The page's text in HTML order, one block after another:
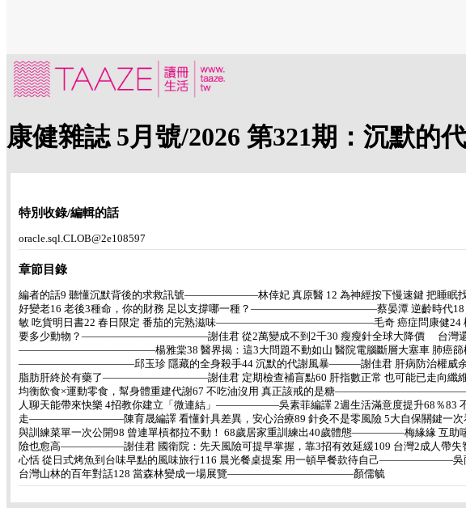
康健雜誌 5月號/2026 第321期：沉默的
特別收錄/編輯的話
oracle.sql.CLOB@2e108597
章節目錄
編者的話9 聽懂沉默背後的求救訊號―――――――林倖妃 真原醫 12 為神經按下慢速
好變老16 老後3種命，你的財務 足以支撐哪一種？――――――――――――蔡晏潭 逆齡時
敏 吃貨明日書22 春日限定 番茄的完熟滋味―――――――――――――――毛奇 癌症問康健24 標
要多少動物？――――――――――――謝佳君 從2萬變成不到2千30 瘦瘦針全球大降價 台灣還
―――――――――――――楊雅棠38 醫界揭：這3大問題不動如山 醫院電腦斷層大塞車 肺癌篩檢
―――――――――――邱玉珍 隱藏的全身殺手44 沉默的代謝風暴―――謝佳君 肝病防治權威
脂肪肝終於有藥了――――――――――謝佳君 定期檢查補盲點60 肝指數正常 也可能已走
均衡飲食×運動零食，幫身體重建代謝67 不吃油沒用 真正該戒的是糖
人聊天能帶來快樂 4招教你建立「微連結」――――――吳素菲編譯 2週生活滿意度提升68％83
走―――――――――陳育晟編譯 看懂針具差異，安心治療89 針灸不是零風險 5大自保關
與訓練菜單一次公開98 曾連單槓都拉不動！ 68歲居家重訓練出40歲體態―――――梅緣緣 互
險也愈高――――――謝佳君 國衛院：先天風險可提早掌握，靠3招有效延緩109 台灣2
心恬 從日式烤魚到台味早點的風味旅行116 晨光餐桌提案 用一頓早餐款待自己
台灣山林的百年對話128 當森林變成一場展覽――――――――――――顏儒毓